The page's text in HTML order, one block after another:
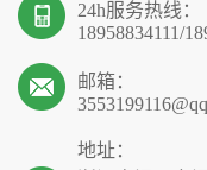
24h服务热线：
18958834111/
邮箱：
地址：